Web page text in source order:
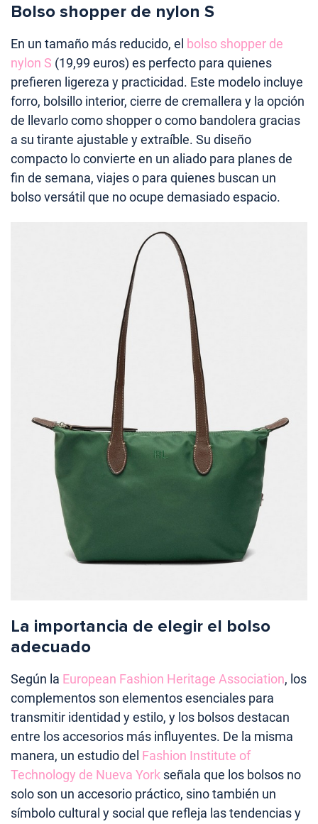
Bolso shopper de nylon S
En un tamaño más reducido, el bolso shopper de
nylon S (19,99 euros) es perfecto para quienes
prefieren ligereza y practicidad. Este modelo incluye
forro, bolsillo interior, cierre de cremallera y la opción
de llevarlo como shopper o como bandolera gracias
a su tirante ajustable y extraíble. Su diseño
compacto lo convierte en un aliado para planes de
fin de semana, viajes o para quienes buscan un
bolso versátil que no ocupe demasiado espacio.
La importancia de elegir el bolso
adecuado
Según la European Fashion Heritage Association, los
complementos son elementos esenciales para
transmitir identidad y estilo, y los bolsos destacan
entre los accesorios más influyentes. De la misma
manera, un estudio del Fashion Institute of
Technology de Nueva York señala que los bolsos no
solo son un accesorio práctico, sino también un
símbolo cultural y social que refleja las tendencias y